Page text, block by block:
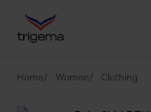
Home Women Clothing